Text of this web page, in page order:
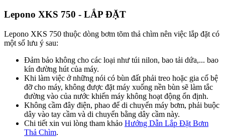
Lepono XKS 750 - LẮP ĐẶT
Lepono XKS 750 thuộc dòng bơm tõm thả chìm nên việc lắp đặt có
một số lưu ý sau:
Đảm bảo không cho các loại như túi nilon, bao tải dứa,... bao
kín đường hút của máy.
Khi làm việc ở những nói có bùn đất phải treo hoặc gia cố bệ
đỡ cho máy, không được đặt máy xuống nền bùn sẽ làm tắc
đường vào của nước khiến máy không hoạt động ổn định.
Không cầm đây điện, phao để di chuyển máy bơm, phải buộc
dây vào tay cầm và di chuyển bằng dây cầm này.
Chi tiết xin vui lòng tham khảo Hướng Dẫn Lắp Đặt Bơm
Thả Chìm.